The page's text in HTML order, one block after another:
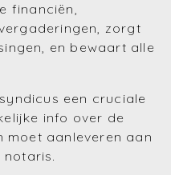
financiën,
zorgt
en bewaart alle
een cruciale
info over de
moet aanleveren aan